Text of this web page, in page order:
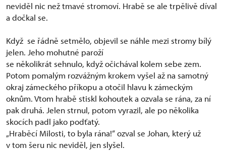
neviděl nic než tmavé stromoví. Hrabě se ale trpělivě díval
a dočkal se.
Když se řádně setmělo, objevil se náhle mezi stromy bílý
jelen. Jeho mohutné paroží
se několikrát sehnulo, když očichával kolem sebe zem.
Potom pomalým rozvážným krokem vyšel až na samotný
okraj zámeckého příkopu a otočil hlavu k zámeckým
oknům. Vtom hrabě stiskl kohoutek a ozvala se rána, za ní
pak druhá. Jelen strnul, potom vyrazil, ale po několika
skocích padl jako podťatý.
„Hraběcí Milosti, to byla rána!“ ozval se Johan, který už
v tom šeru nic neviděl, jen slyšel.